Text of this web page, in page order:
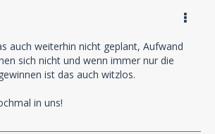
auch weiterhin nicht geplant, Aufwand
sich nicht und wenn immer nur die
ist das auch witzlos.
in uns!